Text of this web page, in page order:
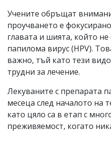
Учените обръщат
проучването е
главата и шията, който
папилома вирус (HPV).
важно, тъй като тези
трудни за лечение.
Лекуваните с препарата
месеца след началото на
като цяло са в етап с
преживяемост, когато